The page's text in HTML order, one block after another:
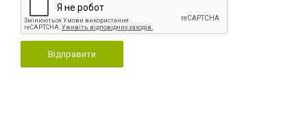
Відправити